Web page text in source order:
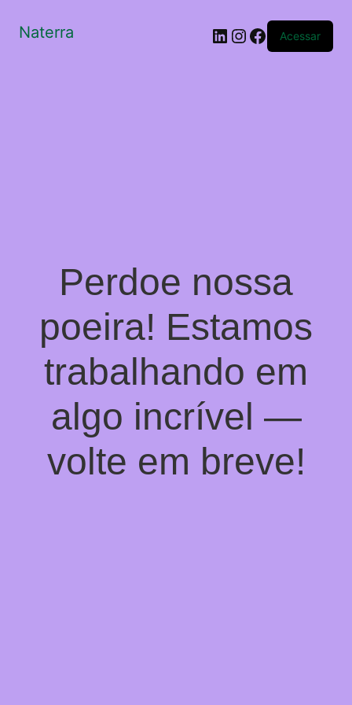
Naterra LinkedIn
Instagram
Facebook
Acessar
Perdoe nossa
poeira! Estamos
trabalhando em
algo incrível —
volte em breve!